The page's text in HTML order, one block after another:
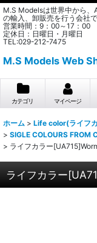
M.S Modelsは世界中から、
の輸入、卸販売を行う会社で
営業時間：9：00～17：00
定休日：日曜日・月曜日
TEL:029-212-7475
M.S Models Web
カテゴリ マイページ
ホーム > Life color(ライフカ
> SIGLE COLOURS FROM
> ライフカラー
ライフカラー